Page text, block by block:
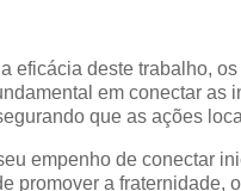
eficácia deste trabalho,
em conectar
que as ações
empenho de conectar
promover a